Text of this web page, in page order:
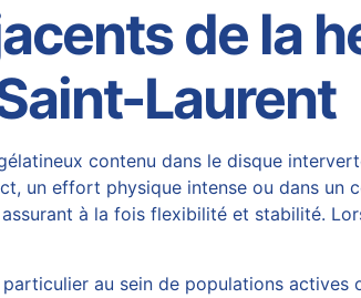
de la
Laurent
contenu dans le disque
un effort physique intense ou dans un
à la fois flexibilité et stabilité.
au sein de populations actives